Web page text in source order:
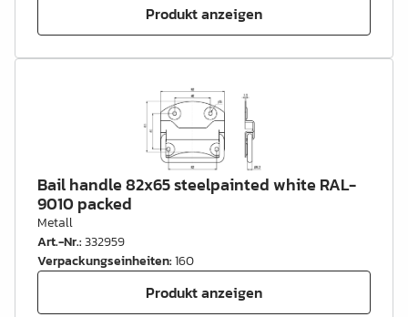
Produkt anzeigen
Bail handle 82x65 steelpainted white RAL-
9010 packed
Metall
Art.-Nr.:332959
Verpackungseinheiten:160
Produkt anzeigen